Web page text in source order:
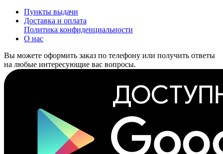
Пункты выдачи
Доставка и оплата
Политика конфиденциальности
О нас
Вы можете оформить заказ по телефону или получить ответы
на любые интересующие вас вопросы.